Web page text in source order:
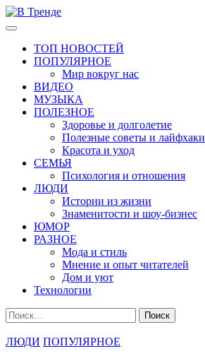
Перейти
к
Основное
ТОП НОВОСТЕЙ
ПОПУЛЯРНОЕ
Мир вокруг нас
ВИДЕО
МУЗЫКА
ПОЛЕЗНОЕ
Здоровье и долголетие
Полезные советы и лайфхаки
Красота и уход
СЕМЬЯ
Психология и отношения
ЛЮДИ
Истории из жизни
Знаменитости и шоу-бизнес
ЮМОР
РАЗНОЕ
Мода и стиль
Мнение и опыт читателей
Дом и уют
Технологии
Найти:
ЛЮДИ ПОПУЛЯРНОЕ